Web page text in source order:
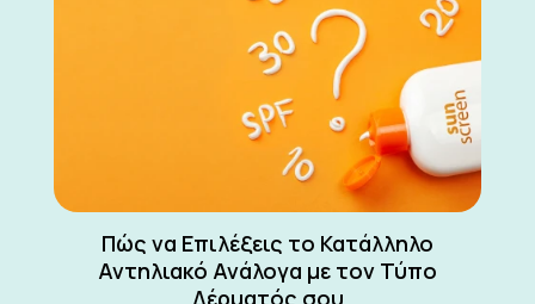
Πώς να Επιλέξεις το Κατάλληλο
Αντηλιακό Ανάλογα με τον Τύπο